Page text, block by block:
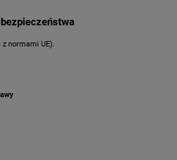
z normami UE).